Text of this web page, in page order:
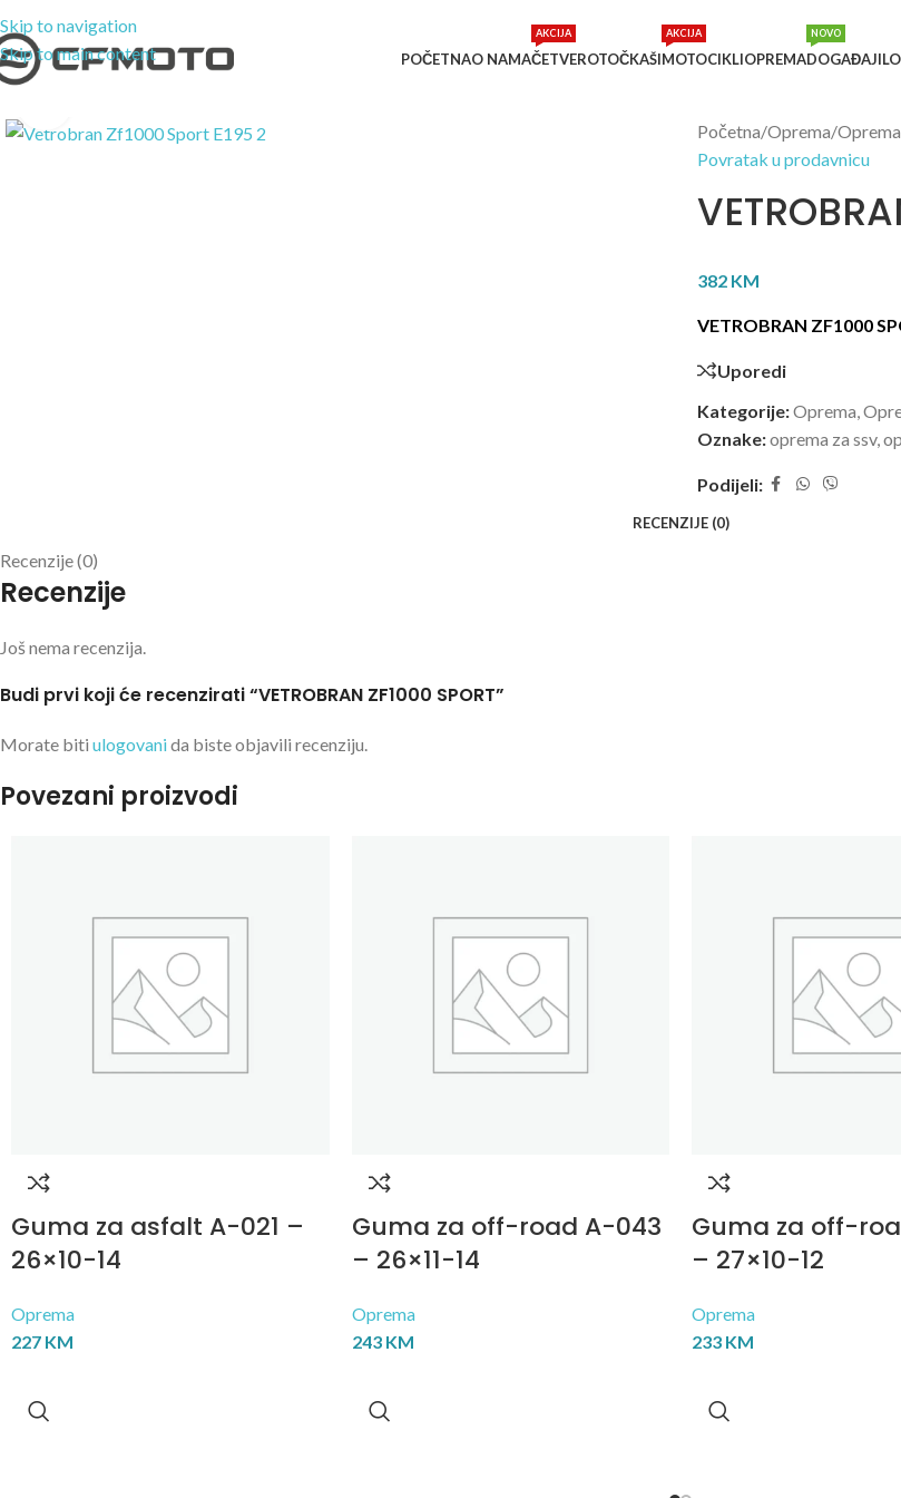
Skip to navigation
Skip to main content
POČETNAO NAMAČETVEROTOČKAŠI
AKCIJA
MOTOCIKLI
AKCIJA
OPREMADOGAĐAJI
NOVO
Početna/Oprema/
Povratak u prodavnicu
382 KM
VETROBRAN ZF1000
Uporedi
Kategorije:Oprema,
Oznake:oprema za ssv,
Podijeli:
RECENZIJE (0)
Recenzije (0)
Recenzije
Još nema recenzija.
Budi prvi koji će recenzirati “VETROBRAN ZF1000 SPORT”
Morate biti ulogovanida biste objavili recenziju.
Povezani proizvodi
Guma za asfalt A-021 –
26×10-14
Oprema
227 KM
Guma za off-road A-043
– 26×11-14
Oprema
243 KM
Guma za off-
– 27×10-12
Oprema
233 KM